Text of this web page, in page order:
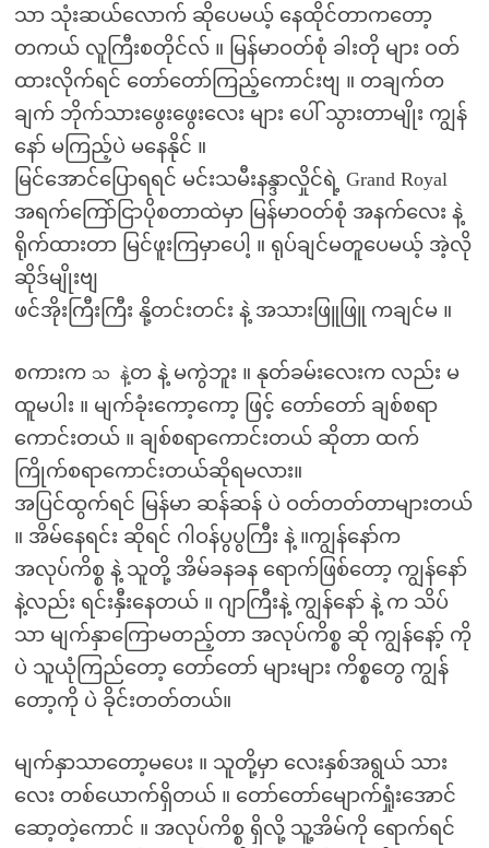
သာ သုံးဆယ်လောက် ဆိုပေမယ့် နေထိုင်တာကတော့
တကယ် လူကြီးစတိုင်လ် ။ မြန်မာဝတ်စုံ ခါးတို များ ဝတ်
ထားလိုက်ရင် တော်တော်ကြည့်ကောင်းဗျ ။ တချက်တ
ချက် ဘိုက်သားဖွေးဖွေးလေး များ ပေါ် သွားတာမျိုး ကျွန်
နော် မကြည့်ပဲ မနေနိုင် ။
မြင်အောင်ပြောရရင် မင်းသမီးနန္ဒာလှိုင်ရဲ့ Grand Royal
အရက်ကြော်ငြာပိုစတာထဲမှာ မြန်မာဝတ်စုံ အနက်လေး နဲ့
ရိုက်ထားတာ မြင်ဖူးကြမှာပေါ့ ။ ရုပ်ချင်မတူပေမယ့် အဲ့လို
ဆိုဒ်မျိုးဗျ
ဖင်အိုးကြီးကြီး နို့တင်းတင်း နဲ့ အသားဖြူဖြူ ကချင်မ ။
စကားက သ နဲ့တ နဲ့ မကွဲဘူး ။ နုတ်ခမ်းလေးက လည်း မ
ထူမပါး ။ မျက်ခုံးကော့ကော့ ဖြင့် တော်တော် ချစ်စရာ
ကောင်းတယ် ။ ချစ်စရာကောင်းတယ် ဆိုတာ ထက်
ကြိုက်စရာကောင်းတယ်ဆိုရမလား။
အပြင်ထွက်ရင် မြန်မာ ဆန်ဆန် ပဲ ဝတ်တတ်တာများတယ်
။ အိမ်နေရင်း ဆိုရင် ဂါဝန်ပွပွကြီး နဲ့ ။ကျွန်နော်က
အလုပ်ကိစ္စ နဲ့ သူတို့ အိမ်ခနခန ရောက်ဖြစ်တော့ ကျွန်နော်
နဲ့လည်း ရင်းနှီးနေတယ် ။ ဂျာကြီးနဲ့ ကျွန်နော် နဲ့ က သိပ်
သာ မျက်နှာကြောမတည့်တာ အလုပ်ကိစ္စ ဆို ကျွန်နော့် ကို
ပဲ သူယုံကြည်တော့ တော်တော် များများ ကိစ္စတွေ ကျွန်
တော့ကို ပဲ ခိုင်းတတ်တယ်။
မျက်နှာသာတော့မပေး ။ သူတို့မှာ လေးနှစ်အရွယ် သား
လေး တစ်ယောက်ရှိတယ် ။ တော်တော်မျောက်ရှုံးအောင်
ဆော့တဲ့ကောင် ။ အလုပ်ကိစ္စ ရှိလို့ သူ့အိမ်ကို ရောက်ရင်